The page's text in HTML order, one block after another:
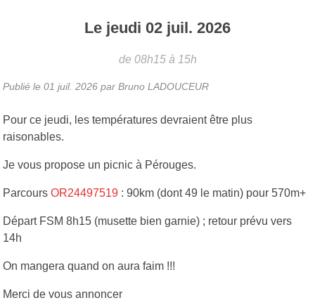
Le jeudi 02 juil. 2026
de 08h15 à 15h
Publié le 01 juil. 2026 par Bruno LADOUCEUR
Pour ce jeudi, les températures devraient être plus
raisonables.
Je vous propose un picnic à Pérouges.
Parcours OR24497519 : 90km (dont 49 le matin) pour 570m+
Départ FSM 8h15 (musette bien garnie) ; retour prévu vers
14h
On mangera quand on aura faim !!!
Merci de vous annoncer